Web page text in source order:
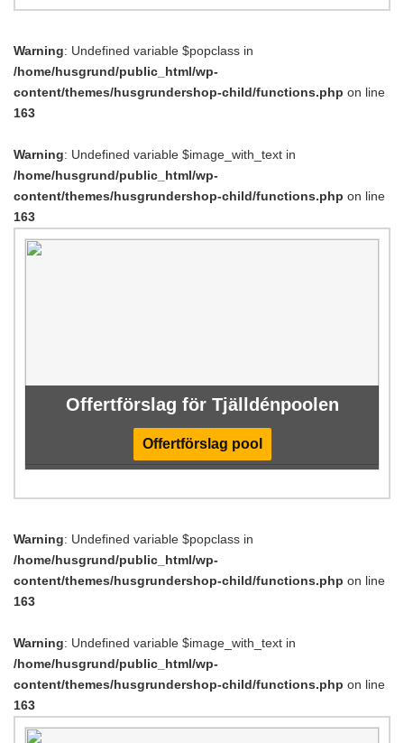
Warning: Undefined variable $popclass in
/home/husgrund/public_html/wp-
content/themes/husgrundershop-child/functions.php on line
163
Warning: Undefined variable $image_with_text in
/home/husgrund/public_html/wp-
content/themes/husgrundershop-child/functions.php on line
163
Offertförslag för Tjälldénpoolen
Offertförslag pool
Warning: Undefined variable $popclass in
/home/husgrund/public_html/wp-
content/themes/husgrundershop-child/functions.php on line
163
Warning: Undefined variable $image_with_text in
/home/husgrund/public_html/wp-
content/themes/husgrundershop-child/functions.php on line
163